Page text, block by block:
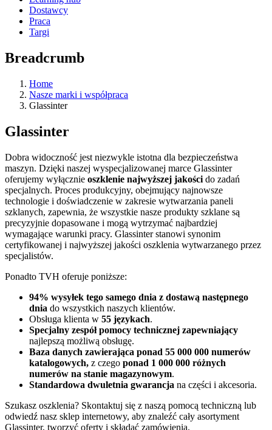
Dostawcy
Praca
Targi
Breadcrumb
Home
Nasze marki i współpraca
Glassinter
Glassinter
Dobra widoczność jest niezwykle istotna dla bezpieczeństwa
maszyn. Dzięki naszej wyspecjalizowanej marce Glassinter
oferujemy wyłącznie oszklenie najwyższej jakości do zadań
specjalnych. Proces produkcyjny, obejmujący najnowsze
technologie i doświadczenie w zakresie wytwarzania paneli
szklanych, zapewnia, że wszystkie nasze produkty szklane są
precyzyjnie dopasowane i mogą wytrzymać najbardziej
wymagające warunki pracy. Glassinter stanowi synonim
certyfikowanej i najwyższej jakości oszklenia wytwarzanego przez
specjalistów.
Ponadto TVH oferuje poniższe:
94% wysyłek tego samego dnia z dostawą następnego
dnia do wszystkich naszych klientów.
Obsługa klienta w 55 językach.
Specjalny zespół pomocy technicznej zapewniający
najlepszą możliwą obsługę.
Baza danych zawierająca ponad 55 000 000 numerów
katalogowych, z czego ponad 1 000 000 różnych
numerów na stanie magazynowym.
Standardowa dwuletnia gwarancja na części i akcesoria.
Szukasz oszklenia? Skontaktuj się z naszą pomocą techniczną lub
odwiedź nasz sklep internetowy, aby znaleźć cały asortyment
Glassinter, tworzyć oferty i składać zamówienia.